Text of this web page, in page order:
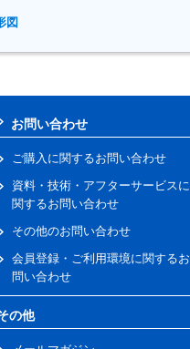
図
お問い合わせ
ご購入に関するお問い合わせ
資料・技術・アフターサービスに
関するお問い合わせ
その他のお問い合わせ
会員登録・ご利用環境に関するお
問い合わせ
の他